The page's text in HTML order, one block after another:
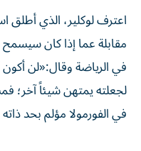
اعترف لوكلير، الذي أطلق
مقابلة عما إذا كان
في الرياضة وقال:«لن أكون
لجعلته يمتهن شيئاً آخر؛
في الفورمولا مؤلم بحد